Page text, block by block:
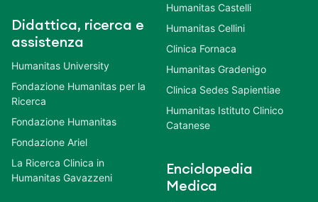
Didattica, ricerca e
assistenza
Humanitas University
Fondazione Humanitas per la
Ricerca
Fondazione Humanitas
Fondazione Ariel
La Ricerca Clinica in
Humanitas Gavazzeni
Humanitas Castelli
Humanitas Cellini
Clinica Fornaca
Humanitas Gradenigo
Clinica Sedes Sapientiae
Humanitas Istituto Clinico
Catanese
Enciclopedia
Medica